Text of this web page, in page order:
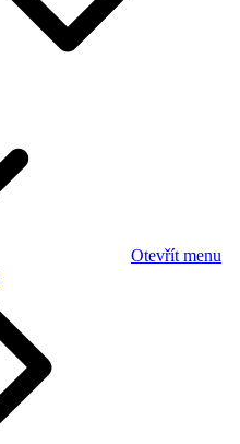
Otevřít menu